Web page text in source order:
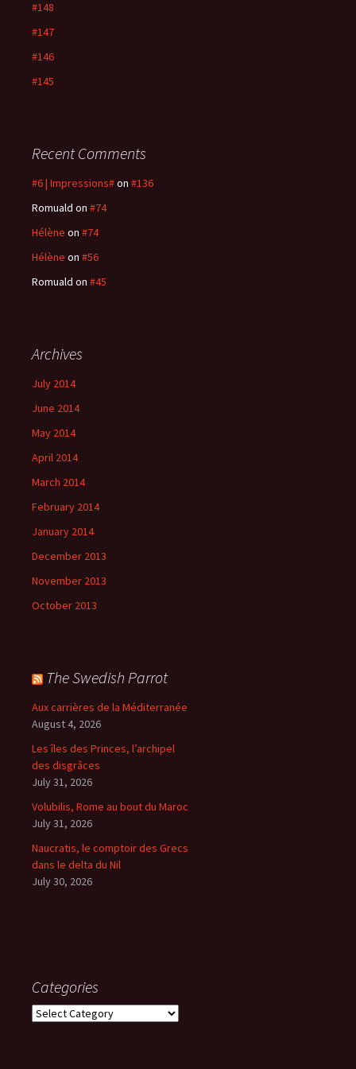
#148
#147
#146
#145
Recent Comments
#6 | Impressions#on #136
Romuald on #74
Hélène on #74
Hélène on #56
Romuald on #45
Archives
July 2014
June 2014
May 2014
April 2014
March 2014
February 2014
January 2014
December 2013
November 2013
October 2013
The Swedish Parrot
Aux carrières de la Méditerranée
August 4, 2026
Les îles des Princes, l’archipel
des disgrâces
July 31, 2026
Volubilis, Rome au bout du Maroc
July 31, 2026
Naucratis, le comptoir des Grecs
dans le delta du Nil
July 30, 2026
Categories
Categories